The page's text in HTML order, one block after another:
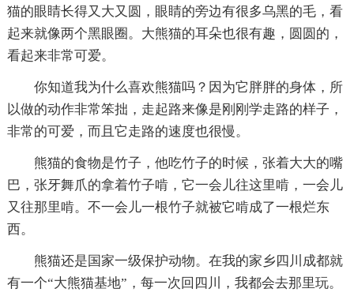
猫的眼睛长得又大又圆，眼睛的旁边有很多乌黑的毛，看
起来就像两个黑眼圈。大熊猫的耳朵也很有趣，圆圆的，
看起来非常可爱。
你知道我为什么喜欢熊猫吗？因为它胖胖的身体，所
以做的动作非常笨拙，走起路来像是刚刚学走路的样子，
非常的可爱，而且它走路的速度也很慢。
熊猫的食物是竹子，他吃竹子的时候，张着大大的嘴
巴，张牙舞爪的拿着竹子啃，它一会儿往这里啃，一会儿
又往那里啃。不一会儿一根竹子就被它啃成了一根烂东
西。
熊猫还是国家一级保护动物。在我的家乡四川成都就
有一个“大熊猫基地”，每一次回四川，我都会去那里玩。